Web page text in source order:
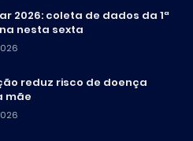
2026: coleta de dados da 1ª
nesta sexta
reduz risco de doença
mãe